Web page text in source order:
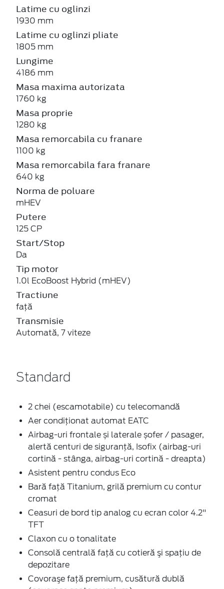
Latime cu oglinzi
1930 mm
Latime cu oglinzi pliate
1805 mm
Lungime
4186 mm
Masa maxima autorizata
1760 kg
Masa proprie
1280 kg
Masa remorcabila cu franare
1100 kg
Masa remorcabila fara franare
640 kg
Norma de poluare
mHEV
Putere
125 CP
Start/Stop
Da
Tip motor
1.0l EcoBoost Hybrid (mHEV)
Tractiune
faţă
Transmisie
Automată, 7 viteze
Standard
2 chei (escamotabile) cu telecomandă
Aer condiţionat automat EATC
Airbag-uri frontale și laterale șofer / pasager,
alertă centuri de siguranță, Isofix (airbag-uri
cortină - stânga, airbag-uri cortină - dreapta)
Asistent pentru condus Eco
Bară față Titanium, grilă premium cu contur
cromat
Ceasuri de bord tip analog cu ecran color 4.2"
TFT
Claxon cu o tonalitate
Consolă centrală față cu cotieră şi spaţiu de
depozitare
Covoraşe faţă premium, cusătură dublă